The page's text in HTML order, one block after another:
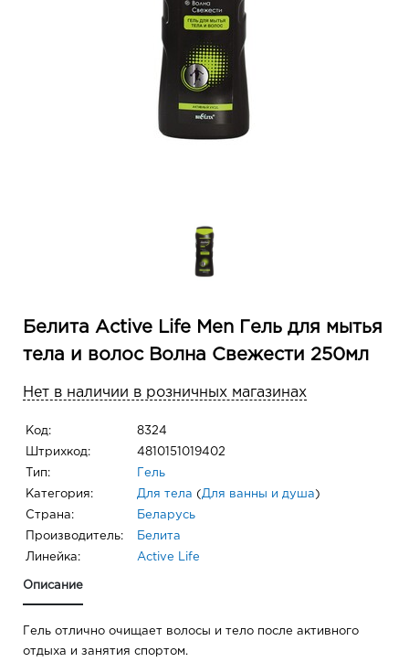
Белита Active Life Men Гель для мытья
тела и волос Волна Свежести 250мл
Нет в наличии в розничных магазинах
Код: 8324
Штрихкод: 4810151019402
Тип: Гель
Категория: Для тела ( Для ванны и душа )
Страна: Беларусь
Производитель: Белита
Линейка: Active Life
Описание
Гель отлично очищает волосы и тело после активного
отдыха и занятия спортом.